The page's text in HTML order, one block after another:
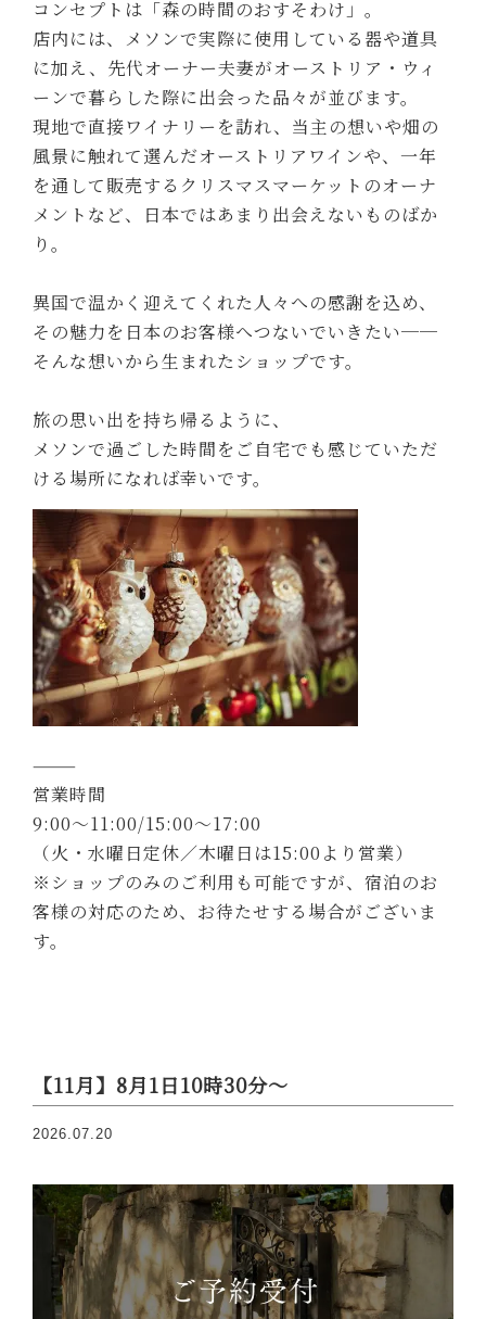
コンセプトは「森の時間のおすそわけ」。
店内には、メソンで実際に使用している器や道具
に加え、先代オーナー夫妻がオーストリア・ウィ
ーンで暮らした際に出会った品々が並びます。
現地で直接ワイナリーを訪れ、当主の想いや畑の
風景に触れて選んだオーストリアワインや、一年
を通して販売するクリスマスマーケットのオーナ
メントなど、日本ではあまり出会えないものばか
り。
異国で温かく迎えてくれた人々への感謝を込め、
その魅力を日本のお客様へつないでいきたい──
そんな想いから生まれたショップです。
旅の思い出を持ち帰るように、
メソンで過ごした時間をご自宅でも感じていただ
ける場所になれば幸いです。
⸻
営業時間
9:00〜11:00/15:00〜17:00
（火・水曜日定休／木曜日は15:00より営業）
※ショップのみのご利用も可能ですが、宿泊のお
客様の対応のため、お待たせする場合がございま
す。
【11月】8月1日10時30分～
2026.07.20